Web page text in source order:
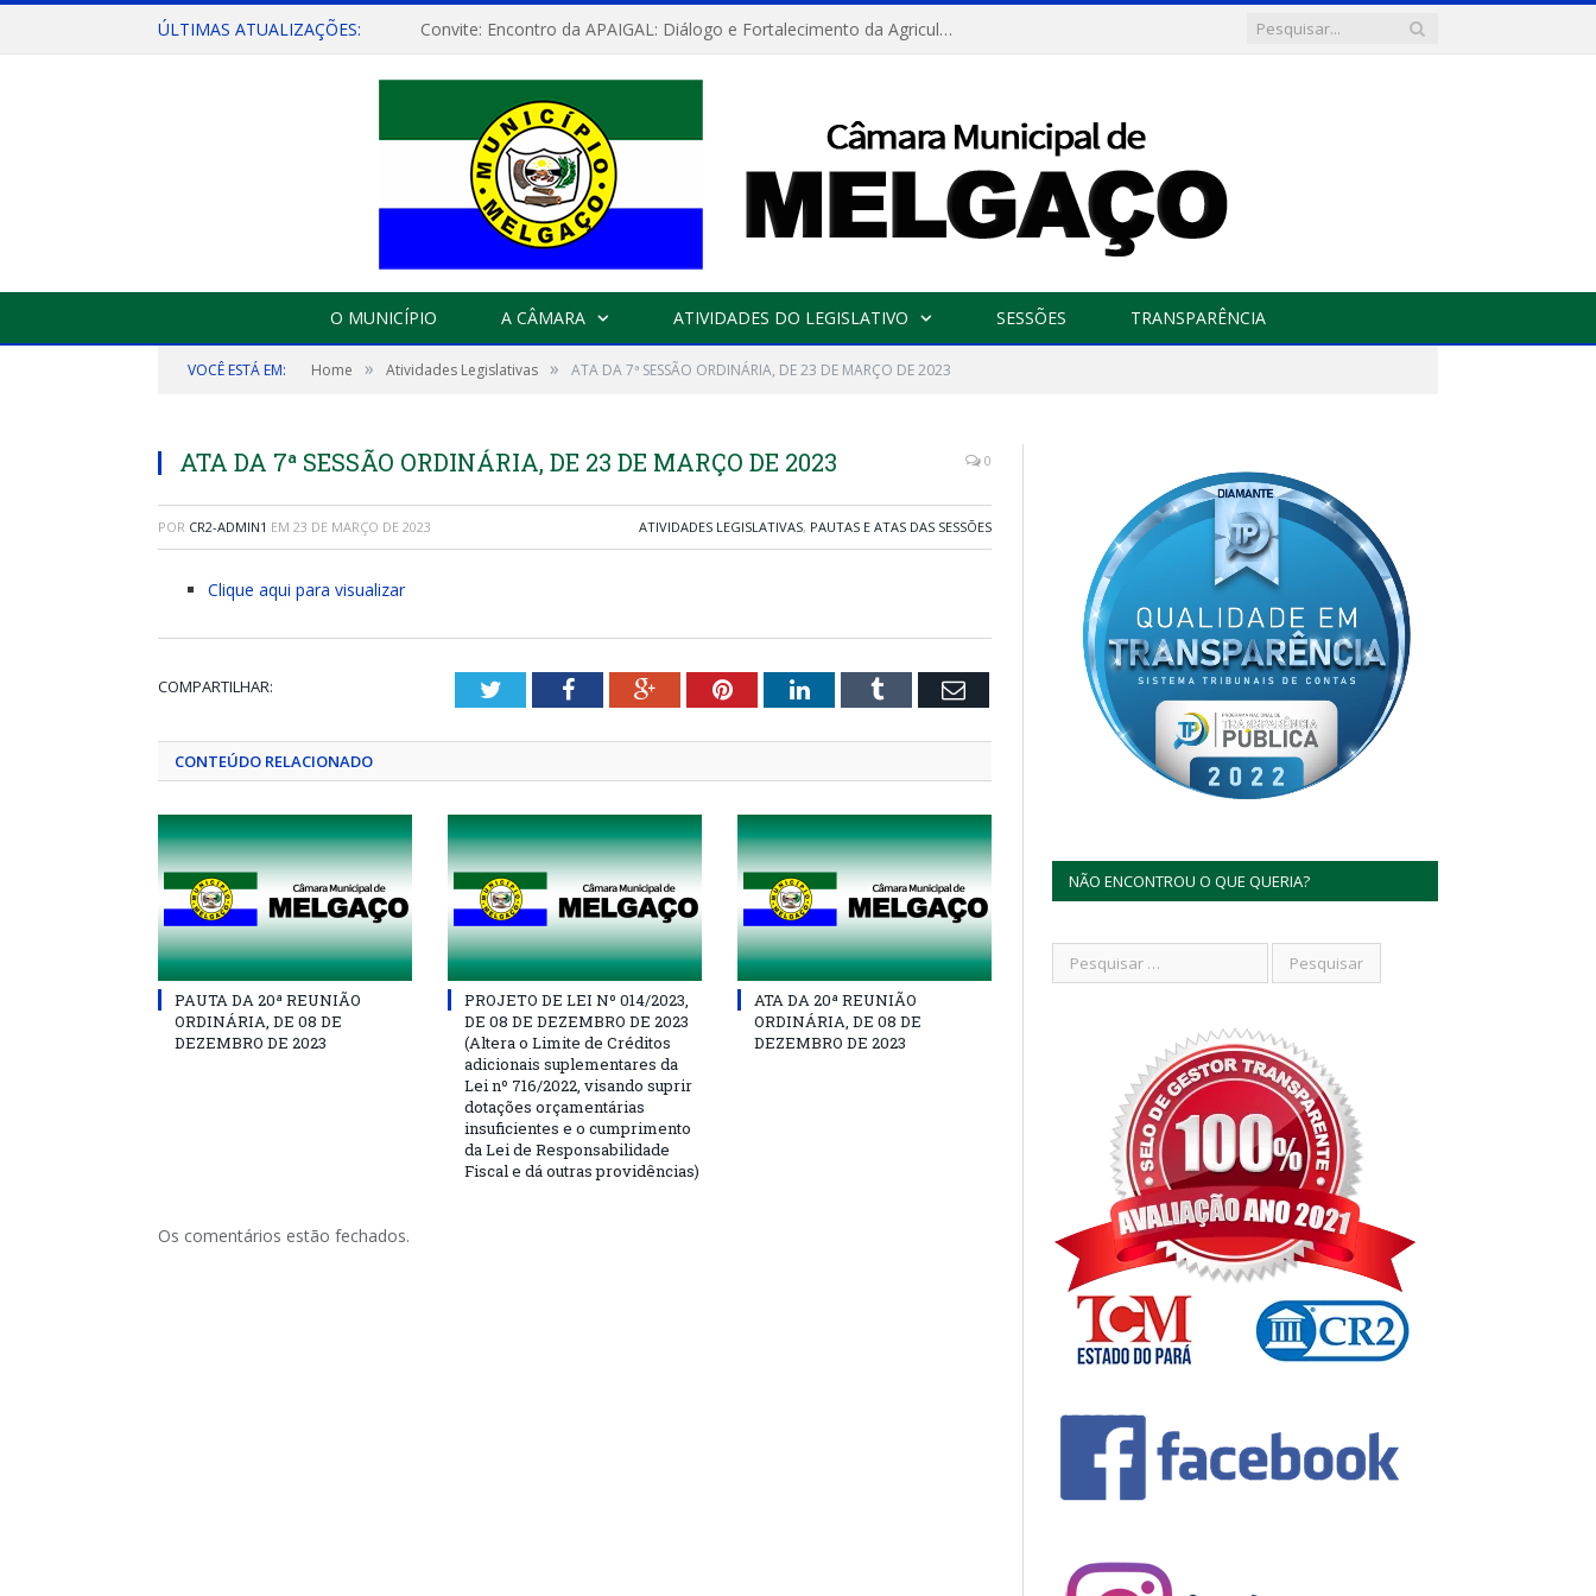
ÚLTIMAS ATUALIZAÇÕES: Convite: Encontro da APAIGAL: Diálogo e Fortalecimento da Agricultura Familiar
O MUNICÍPIO A CÂMARA ATIVIDADES DO LEGISLATIVO SESSÕES TRANSPARÊNCIA
VOCÊ ESTÁ EM: Home » Atividades Legislativas » ATA DA 7ª SESSÃO ORDINÁRIA, DE 23 DE MARÇO DE 2023
ATA DA 7ª SESSÃO ORDINÁRIA, DE 23 DE MARÇO DE 2023 0
POR CR2-ADMIN1 EM 23 DE MARÇO DE 2023 ATIVIDADES LEGISLATIVAS, PAUTAS E ATAS DAS SESSÕES
Clique aqui para visualizar
COMPARTILHAR: TwitterFacebookGoogle+PinterestLinkedInTumblr Email
CONTEÚDO RELACIONADO
PAUTA DA 20ª REUNIÃO
ORDINÁRIA, DE 08 DE
DEZEMBRO DE 2023
PROJETO DE LEI Nº 014/2023,
DE 08 DE DEZEMBRO DE 2023
(Altera o Limite de Créditos
adicionais suplementares da
Lei nº 716/2022, visando suprir
dotações orçamentárias
insuficientes e o cumprimento
da Lei de Responsabilidade
Fiscal e dá outras providências)
ATA DA 20ª REUNIÃO
ORDINÁRIA, DE 08 DE
DEZEMBRO DE 2023
Os comentários estão fechados.
NÃO ENCONTROU O QUE QUERIA?